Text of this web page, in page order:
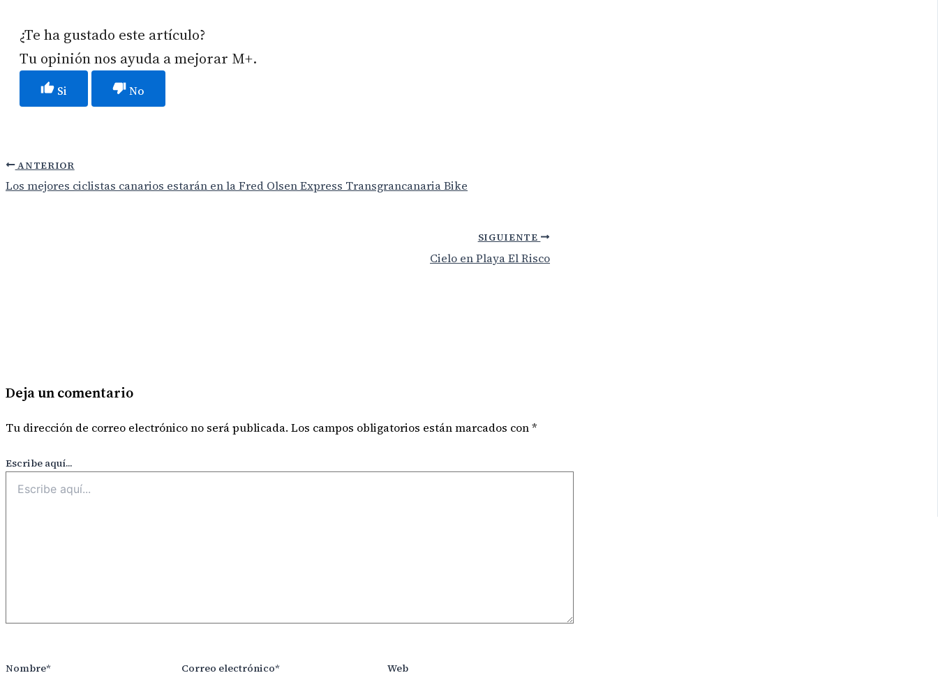
¿Te ha gustado este artículo?
Tu opinión nos ayuda a mejorar M+.
Si No
ANTERIOR
Los mejores ciclistas canarios estarán en la Fred Olsen Express Transgrancanaria Bike
SIGUIENTE
Cielo en Playa El Risco
Deja un comentario
Tu dirección de correo electrónico no será publicada. Los campos obligatorios están marcados con*
Escribe aquí...
Nombre* Correo electrónico* Web